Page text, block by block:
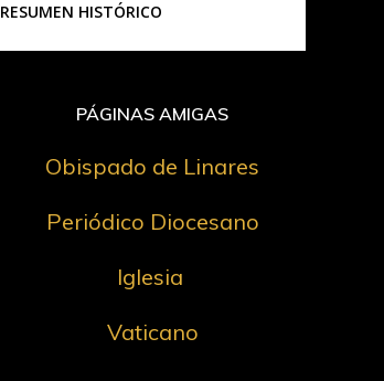
RESUMEN HISTÓRICO
PÁGINAS AMIGAS
Obispado de Linares
Periódico Diocesano
Iglesia
Vaticano